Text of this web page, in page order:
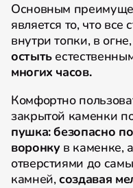
Основным
является то, что
внутри топки, в
остыть
многих часов.
Комфортно
закрытой каменки
пушка:безопасно
воронку в каменке,
отверстиями до
камней,создавая